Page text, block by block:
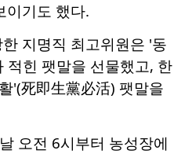
이기도 했다.
지명직 최고위원은 '동
적힌 팻말을 선물했고, 한
'(死即生黨必活) 팻말을
오전 6시부터 농성장에